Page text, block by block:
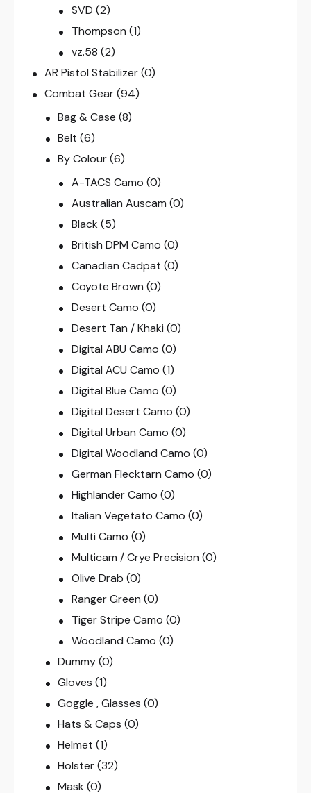
SVD (2)
Thompson (1)
vz.58 (2)
AR Pistol Stabilizer(0)
Combat Gear(94)
Bag & Case (8)
Belt (6)
By Colour (6)
A-TACS Camo (0)
Australian Auscam (0)
Black (5)
British DPM Camo (0)
Canadian Cadpat (0)
Coyote Brown (0)
Desert Camo (0)
Desert Tan / Khaki (0)
Digital ABU Camo (0)
Digital ACU Camo (1)
Digital Blue Camo (0)
Digital Desert Camo (0)
Digital Urban Camo (0)
Digital Woodland Camo (0)
German Flecktarn Camo (0)
Highlander Camo (0)
Italian Vegetato Camo (0)
Multi Camo (0)
Multicam / Crye Precision (0)
Olive Drab (0)
Ranger Green (0)
Tiger Stripe Camo (0)
Woodland Camo (0)
Dummy (0)
Gloves (1)
Goggle , Glasses (0)
Hats & Caps (0)
Helmet (1)
Holster (32)
Mask (0)